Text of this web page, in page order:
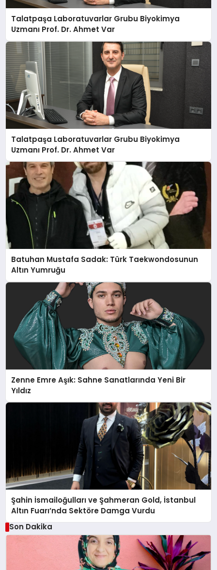
Talatpaşa Laboratuvarlar Grubu Biyokimya
Uzmanı Prof. Dr. Ahmet Var
Talatpaşa Laboratuvarlar Grubu Biyokimya
Uzmanı Prof. Dr. Ahmet Var
Batuhan Mustafa Sadak: Türk Taekwondosunun
Altın Yumruğu
Zenne Emre Aşık: Sahne Sanatlarında Yeni Bir
Yıldız
Şahin İsmailoğulları ve Şahmeran Gold, İstanbul
Altın Fuarı’nda Sektöre Damga Vurdu
Son Dakika